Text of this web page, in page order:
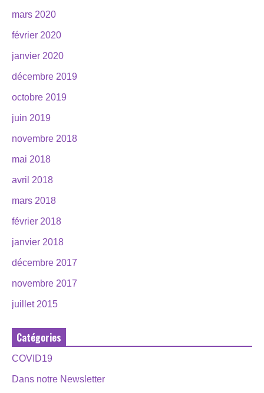
mars 2020
février 2020
janvier 2020
décembre 2019
octobre 2019
juin 2019
novembre 2018
mai 2018
avril 2018
mars 2018
février 2018
janvier 2018
décembre 2017
novembre 2017
juillet 2015
Catégories
COVID19
Dans notre Newsletter